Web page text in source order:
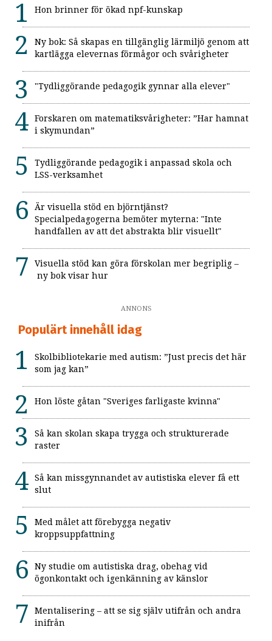
Hon brinner för ökad npf-kunskap
Ny bok: Så skapas en tillgänglig lärmiljö genom att
kartlägga elevernas förmågor och svårigheter
"Tydliggörande pedagogik gynnar alla elever"
Forskaren om matematiksvårigheter: ”Har hamnat
i skymundan”
Tydliggörande pedagogik i anpassad skola och
LSS-verksamhet
Är visuella stöd en björntjänst?
Specialpedagogerna bemöter myterna: "Inte
handfallen av att det abstrakta blir visuellt"
Visuella stöd kan göra förskolan mer begriplig –
ny bok visar hur
ANNONS
Populärt innehåll idag
Skolbibliotekarie med autism: ”Just precis det här
som jag kan”
Hon löste gåtan "Sveriges farligaste kvinna"
Så kan skolan skapa trygga och strukturerade
raster
Så kan missgynnandet av autistiska elever få ett
slut
Med målet att förebygga negativ
kroppsuppfattning
Ny studie om autistiska drag, obehag vid
ögonkontakt och igenkänning av känslor
Mentalisering – att se sig själv utifrån och andra
inifrån